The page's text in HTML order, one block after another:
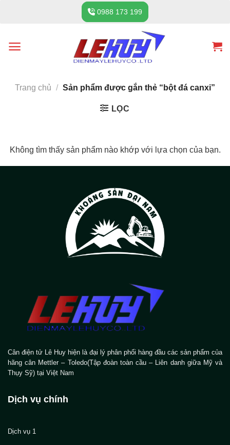
0988 173 199
Trang chủ / Sản phẩm được gắn thẻ “bột đá canxi”
LỌC
Không tìm thấy sản phẩm nào khớp với lựa chọn của bạn.
Cân điện tử Lê Huy hiện là đại lý phân phối hàng đầu các sản phẩm của
hãng cân Mettler – Toledo(Tập đoàn toàn cầu – Liên danh giữa Mỹ và
Thụy Sỹ) tại Việt Nam
Dịch vụ chính
Dịch vụ 1